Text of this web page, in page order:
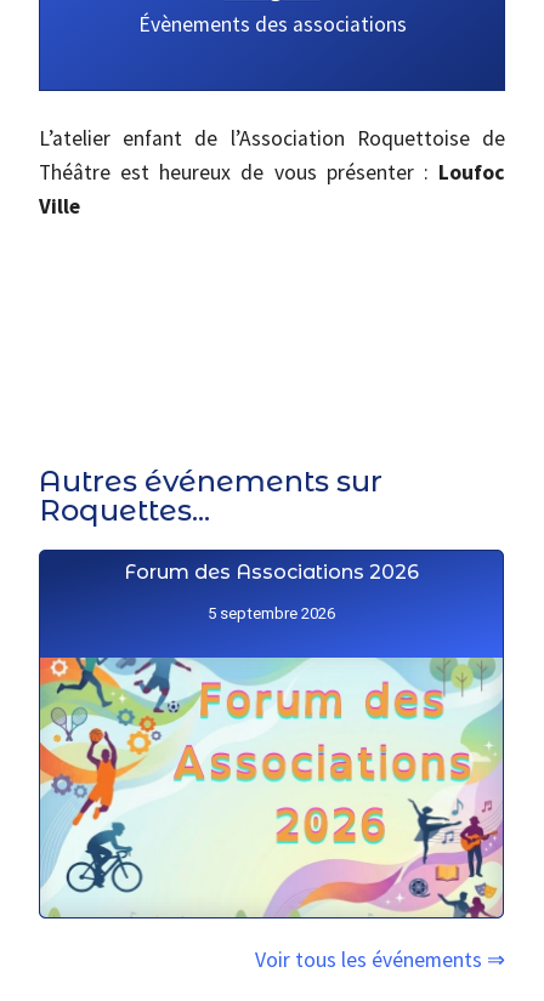
Évènements des associations
L’atelier enfant de l’Association Roquettoise de
Théâtre est heureux de vous présenter : Loufoc
Ville
Autres événements sur
Roquettes...
Forum des Associations 2026
5 septembre 2026
Voir tous les événements ⇒